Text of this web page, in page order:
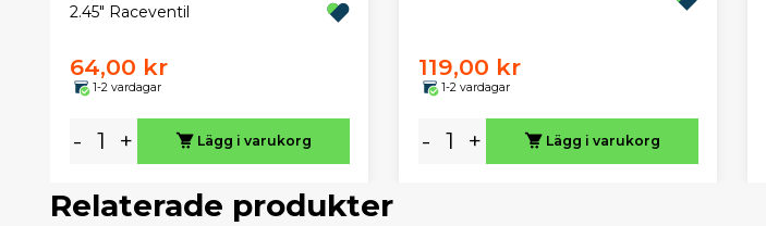
2.45" Raceventil
64,00 kr
1-2 vardagar
- + Lägg i varukorg
119,00 kr
1-2 vardagar
- + Lägg i varukorg
Relaterade produkter